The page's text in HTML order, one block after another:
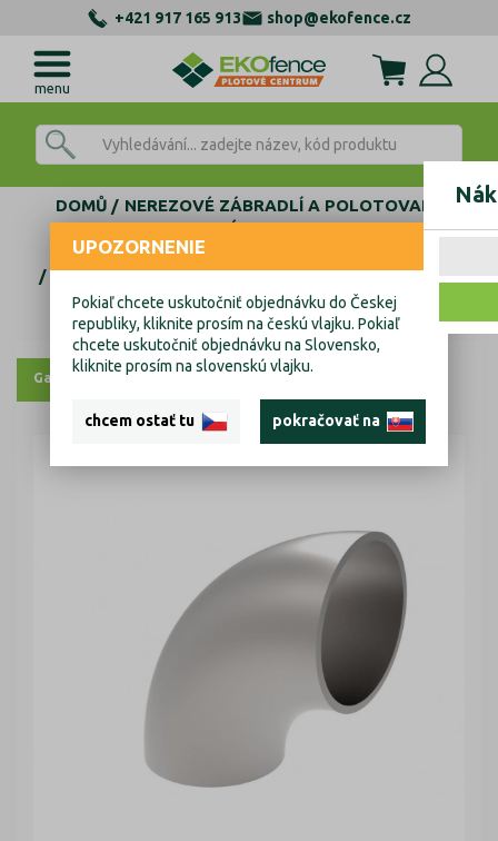
+421 917 165 913 shop@ekofence.cz
menu
DOMŮ
NEREZOVÉ ZÁBRADLÍ A POLOTOVARY
NEREZOVÉ POLOTOVARY
PŘECHODY, KOLENA , SPOJKY
90° KOLENO NA KRUHOVÉ MADLO
Přechod madla-koleno
Galerie
UPOZORNENIE
Pokiaľ chcete uskutočniť objednávku do Českej
republiky, kliknite prosím na českú vlajku. Pokiaľ
chcete uskutočniť objednávku na Slovensko,
kliknite prosím na slovenskú vlajku.
chcem ostať tu pokračovať na